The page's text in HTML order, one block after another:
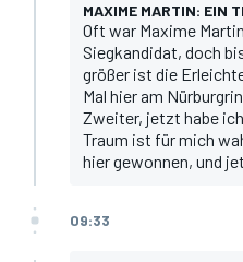
MAXIME MARTIN: EIN
Oft war Maxime
Siegkandidat, doch
größer ist die
Mal hier am
Zweiter, jetzt habe
Traum ist für mich
hier gewonnen, und
09:33